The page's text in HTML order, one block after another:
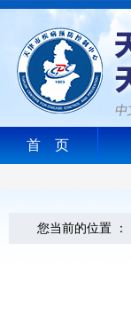
首 页
您当前的位置 ：